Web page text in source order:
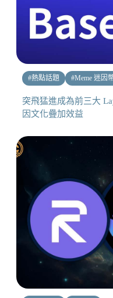
#熱點話題 #Meme 迷因
突飛猛進成為前三大
因文化疊加效益